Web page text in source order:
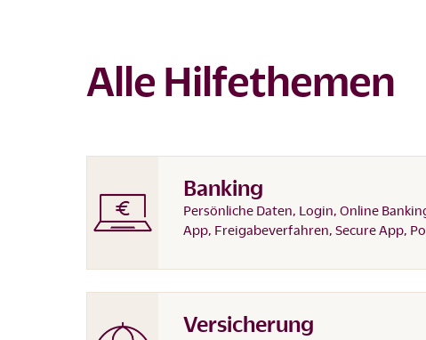
Alle Hilfethemen
Banking
Persönliche Daten, Login, Online
App, Freigabeverfahren, Secure App,
Versicherung